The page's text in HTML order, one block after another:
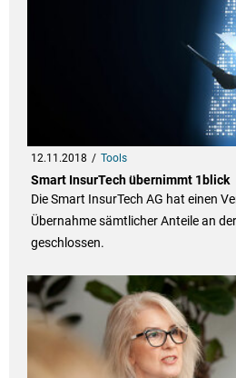
12.11.2018 Tools
Smart InsurTech übernimmt 1blick
Die Smart InsurTech AG hat einen
Übernahme sämtlicher Anteile an
geschlossen.